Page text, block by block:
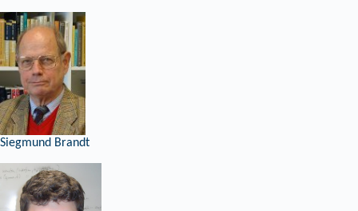
Siegmund Brandt